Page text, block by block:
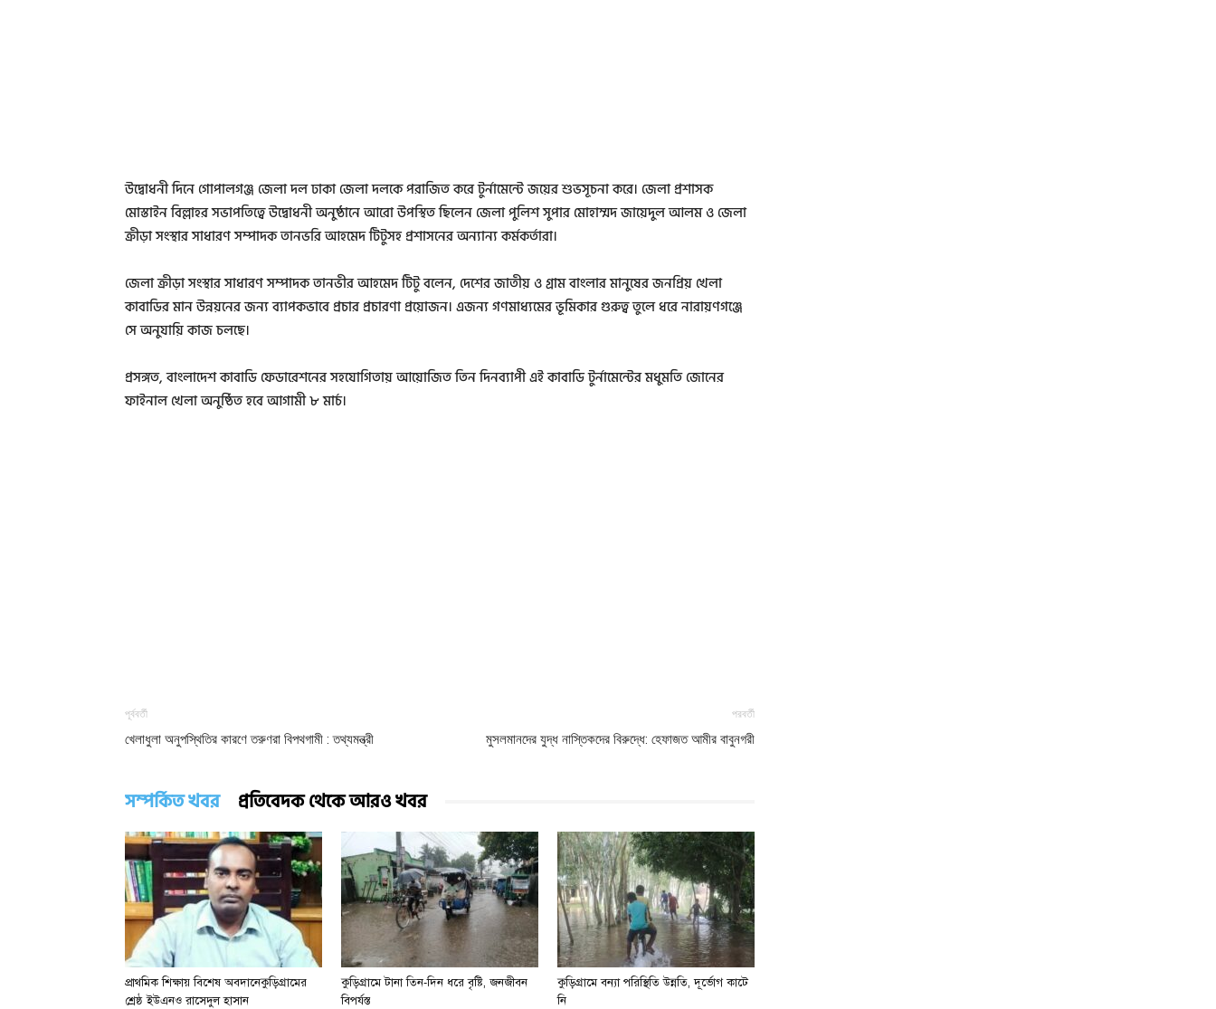
উদ্বোধনী দিনে গোপালগঞ্জ জেলা দল ঢাকা জেলা দলকে পরাজিত করে টুর্নামেন্টে জয়ের শুভসূচনা করে। জেলা প্রশাসক
মোস্তাইন বিল্লাহর সভাপতিত্বে উদ্বোধনী অনুষ্ঠানে আরো উপস্থিত ছিলেন জেলা পুলিশ সুপার মোহাম্মদ জায়েদুল আলম ও জেলা
ক্রীড়া সংস্থার সাধারণ সম্পাদক তানভরি আহমেদ টিটুসহ প্রশাসনের অন্যান্য কর্মকর্তারা।
জেলা ক্রীড়া সংস্থার সাধারণ সম্পাদক তানভীর আহমেদ টিটু বলেন, দেশের জাতীয় ও গ্রাম বাংলার মানুষের জনপ্রিয় খেলা
কাবাডির মান উন্নয়নের জন্য ব্যাপকভাবে প্রচার প্রচারণা প্রয়োজন। এজন্য গণমাধ্যমের ভূমিকার গুরুত্ব তুলে ধরে নারায়ণগঞ্জে
সে অনুযায়ি কাজ চলছে।
প্রসঙ্গত, বাংলাদেশ কাবাডি ফেডারেশনের সহযোগিতায় আয়োজিত তিন দিনব্যাপী এই কাবাডি টুর্নামেন্টের মধুমতি জোনের
ফাইনাল খেলা অনুষ্ঠিত হবে আগামী ৮ মার্চ।
পূর্ববর্তী
খেলাধুলা অনুপস্থিতির কারণে তরুণরা বিপথগামী : তথ্যমন্ত্রী
পরবর্তী
মুসলমানদের যুদ্ধ নাস্তিকদের বিরুদ্ধে: হেফাজত আমীর বাবুনগরী
সম্পর্কিত খবর প্রতিবেদক থেকে আরও খবর
প্রাথমিক শিক্ষায় বিশেষ অবদানেকুড়িগ্রামের
শ্রেষ্ঠ ইউএনও রাসেদুল হাসান
কুড়িগ্রামে টানা তিন-দিন ধরে বৃষ্টি, জনজীবন
বিপর্যস্ত
কুড়িগ্রামে বন্যা পরিস্থিতি উন্নতি, দূর্ভোগ কাটে
নি